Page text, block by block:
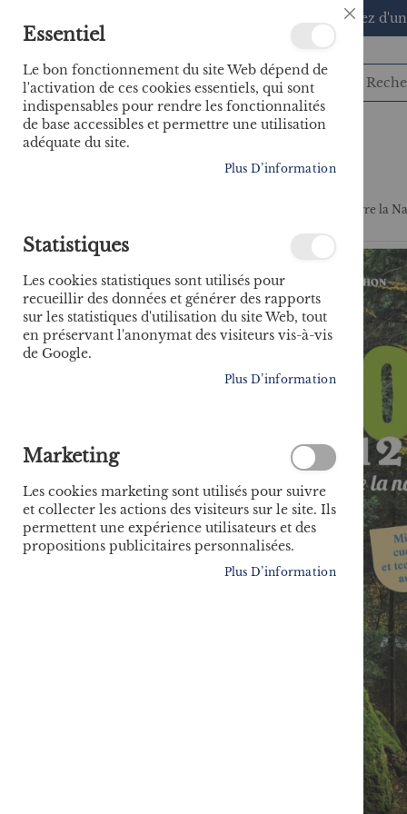
🚚 Bénéficiez
Mon année outdoor - 12 mois pour vivre la
Skip
the
end
of
the
images
Close
Cookie
Essentiel
Le bon fonctionnement du site Web dépend de
l'activation de ces cookies essentiels, qui sont
indispensables pour rendre les fonctionnalités
de base accessibles et permettre une utilisation
adéquate du site.
Plus D’information
Statistiques
Les cookies statistiques sont utilisés pour
recueillir des données et générer des rapports
sur les statistiques d'utilisation du site Web, tout
en préservant l'anonymat des visiteurs vis-à-vis
de Google.
Plus D’information
Marketing
Les cookies marketing sont utilisés pour suivre
et collecter les actions des visiteurs sur le site. Ils
permettent une expérience utilisateurs et des
propositions publicitaires personnalisées.
Plus D’information